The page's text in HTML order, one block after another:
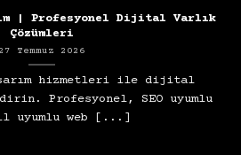
| Profesyonel Dijital Varlık
Çözümleri
27 Temmuz 2026
hizmetleri ile dijital
Profesyonel, SEO uyumlu
uyumlu web [...]